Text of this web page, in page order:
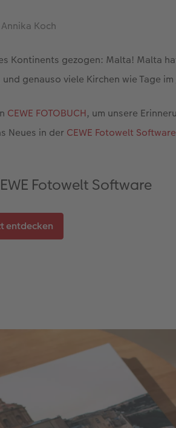
Koch
Kontinents gezogen: Malta! Malta
genauso viele Kirchen wie Tage im
CEWE FOTOBUCH, um unsere
Neues in der CEWE Fotowelt Software
Fotowelt Software
entdecken